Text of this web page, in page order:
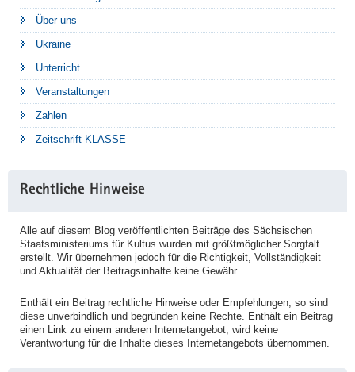
Über uns
Ukraine
Unterricht
Veranstaltungen
Zahlen
Zeitschrift KLASSE
Rechtliche Hinweise
Alle auf diesem Blog veröffentlichten Beiträge des Sächsischen
Staatsministeriums für Kultus wurden mit größtmöglicher Sorgfalt
erstellt. Wir übernehmen jedoch für die Richtigkeit, Vollständigkeit
und Aktualität der Beitragsinhalte keine Gewähr.
Enthält ein Beitrag rechtliche Hinweise oder Empfehlungen, so sind
diese unverbindlich und begründen keine Rechte. Enthält ein Beitrag
einen Link zu einem anderen Internetangebot, wird keine
Verantwortung für die Inhalte dieses Internetangebots übernommen.